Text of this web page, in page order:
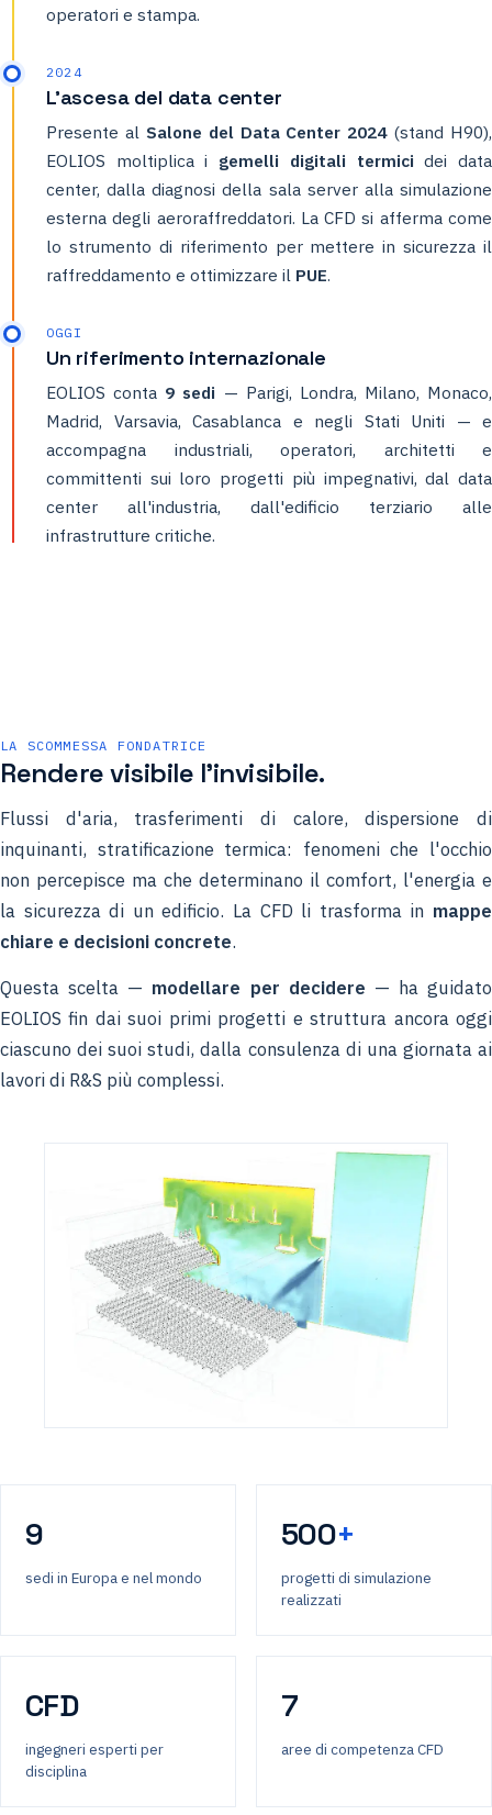
operatori e stampa.
2024
L'ascesa del data center
Presente al Salone del Data Center 2024(stand H90),
EOLIOS moltiplica i gemelli digitali termici dei data
center, dalla diagnosi della sala server alla simulazione
esterna degli aeroraffreddatori. La CFD si afferma come
lo strumento di riferimento per mettere in sicurezza il
raffreddamento e ottimizzare il PUE.
OGGI
Un riferimento internazionale
EOLIOS conta 9 sedi — Parigi, Londra, Milano, Monaco,
Madrid, Varsavia, Casablanca e negli Stati Uniti — e
accompagna industriali, operatori, architetti e
committenti sui loro progetti più impegnativi, dal data
center all'industria, dall'edificio terziario alle
infrastrutture critiche.
LA SCOMMESSA FONDATRICE
Rendere visibile l'invisibile.
Flussi d'aria, trasferimenti di calore, dispersione di
inquinanti, stratificazione termica: fenomeni che l'occhio
non percepisce ma che determinano il comfort, l'energia e
la sicurezza di un edificio. La CFD li trasforma in mappe
chiare e decisioni concrete.
Questa scelta — modellare per decidere — ha guidato
EOLIOS fin dai suoi primi progetti e struttura ancora oggi
ciascuno dei suoi studi, dalla consulenza di una giornata ai
lavori di R&S più complessi.
9
sedi in Europa e nel mondo
500+
progetti di simulazione
realizzati
CFD
ingegneri esperti per
disciplina
7
aree di competenza CFD